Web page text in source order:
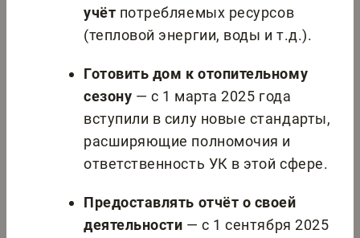
учёт потребляемых ресурсов
(тепловой энергии, воды и т.д.).
Готовить дом к отопительному
сезону — с 1 марта 2025 года
вступили в силу новые стандарты,
расширяющие полномочия и
ответственность УК в этой сфере.
Предоставлять отчёт о своей
деятельности — с 1 сентября 2025